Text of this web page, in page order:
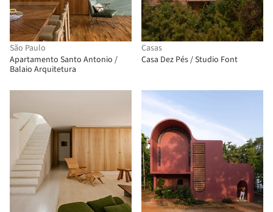
São Paulo
Apartamento Santo Antonio /
Balaio Arquitetura
Casas
Casa Dez Pés / Studio Font